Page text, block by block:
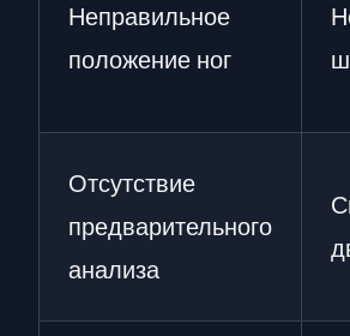
Неправильное
положение ног
Отсутствие
предварительного
анализа